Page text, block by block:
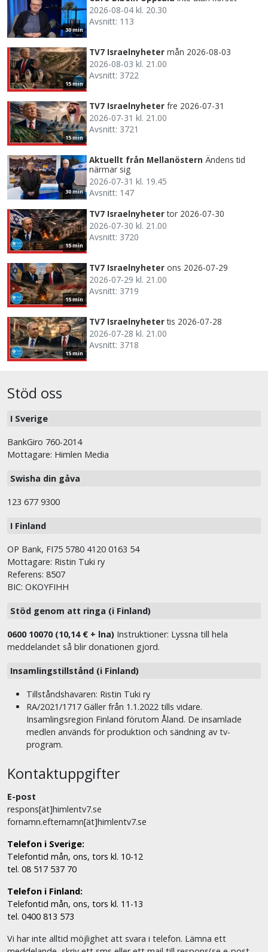
30 min
2026-08-04 kl. 20.30
Avsnitt: 113
15 min
TV7 Israelnyheter mån 2026-08-03
2026-08-03 kl. 21.00
Avsnitt: 3722
15 min
TV7 Israelnyheter fre 2026-07-31
2026-07-31 kl. 21.00
Avsnitt: 3721
30 min
Aktuellt från Mellanöstern Ändens tid
närmar sig
2026-07-31 kl. 19.45
Avsnitt: 147
15 min
TV7 Israelnyheter tor 2026-07-30
2026-07-30 kl. 21.00
Avsnitt: 3720
15 min
TV7 Israelnyheter ons 2026-07-29
2026-07-29 kl. 21.00
Avsnitt: 3719
15 min
TV7 Israelnyheter tis 2026-07-28
2026-07-28 kl. 21.00
Avsnitt: 3718
Stöd oss
I Sverige
BankGiro 760-2014
Mottagare: Himlen Media
Swisha din gåva
123 677 9300
I Finland
OP Bank, FI75 5780 4120 0163 54
Mottagare: Ristin Tuki ry
Referens: 8507
BIC: OKOYFIHH
Stöd genom att ringa (i Finland)
0600 10070 (10,14 € + lna) Instruktioner: Lyssna till hela
meddelandet så blir donationen gjord.
Insamlingstillstånd (i Finland)
Tillståndshavaren: Ristin Tuki ry
RA/2021/1717 Gäller från 1.1.2022 tills vidare.
Insamlingsregion Finland förutom Åland. De insamlade
medlen används för produktion och sändning av tv-
program.
Kontaktuppgifter
E-post
respons[ät]himlentv7.se
fornamn.efternamn[ät]himlentv7.se
Telefon i Sverige:
Telefontid mån, ons, tors kl. 10-12
tel. 08 517 537 70
Telefon i Finland:
Telefontid mån, ons, tors kl. 11-13
tel. 0400 813 573
Vi har inte alltid möjlighet att svara i telefon. Lämna ett